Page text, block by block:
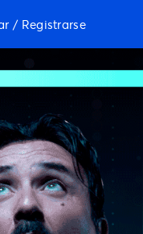
/ Registrarse